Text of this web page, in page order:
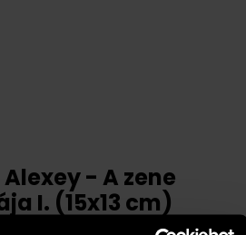
Alexey - A zene
I. (15x13 cm)